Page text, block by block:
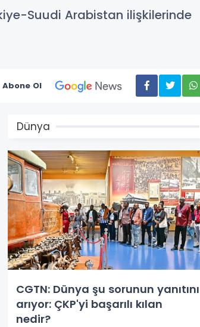
Suudi Arabistan ilişkilerinde
Abone Ol
Dünya
CGTN: Dünya şu sorunun yanıtını
arıyor: ÇKP'yi başarılı kılan
nedir?